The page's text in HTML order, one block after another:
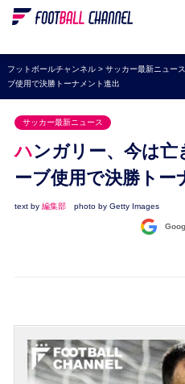
WEリーグ
海外サッカー
プレミアリーグ
ラ・リーガ
セリエA
ブンデスリーガ
UEFA
ナショナルチーム
フットボールチャンネル> サッカー最新ニュース
ブ使用で決勝トーナメント進出
サッカー最新ニュース
ハンガリー、今は亡き32歳守護神のグロ
ーブ使用で決勝トー
text by 編集部 photo by Getty Images